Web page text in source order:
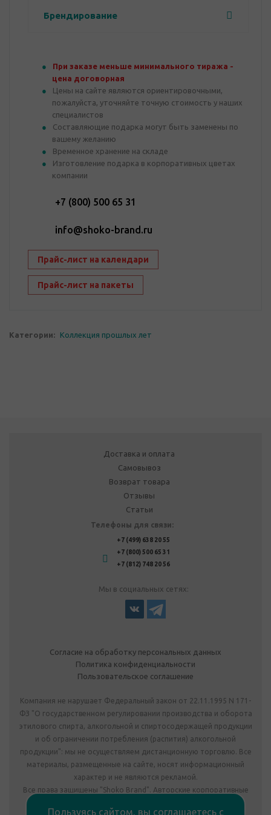
Брендирование
При заказе меньше минимального тиража -
цена договорная
Цены на сайте являются ориентировочными,
пожалуйста, уточняйте точную стоимость у наших
специалистов
Составляющие подарка могут быть заменены по
вашему желанию
Временное хранение на складе
Изготовление подарка в корпоративных цветах
компании
+7 (800) 500 65 31
info@shoko-brand.ru
Прайс-лист на календари
Прайс-лист на пакеты
Категории: Коллекция прошлых лет
Доставка и оплата
Самовывоз
Возврат товара
Отзывы
Статьи
Телефоны для связи:
+7 (499) 638 20 55
+7 (800) 500 65 31
+7 (812) 748 20 56
Мы в социальных сетях:
Согласие на обработку персональных данных
Политика конфиденциальности
Пользовательское соглашение
Компания не нарушает Федеральный закон от 22.11.1995 N 171-
ФЗ "О государственном регулировании производства и оборота
этилового спирта, алкогольной и спиртосодержащей продукции
и об ограничении потребления (распития) алкогольной
продукции": мы не осуществляем дистанционную торговлю. Все
материалы, размещенные на сайте, носят информационный
характер и не являются рекламой.
Все права защищены "Shoko Brand". Авторские корпоративные
Пользуясь сайтом, вы соглашаетесь с